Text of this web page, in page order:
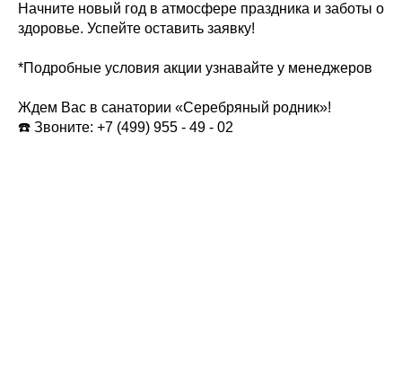
Начните новый год в атмосфере праздника и заботы о
здоровье. Успейте оставить заявку!
*Подробные условия акции узнавайте у менеджеров
Ждем Вас в санатории «Серебряный родник»!
☎️ Звоните: +7 (499) 955 - 49 - 02